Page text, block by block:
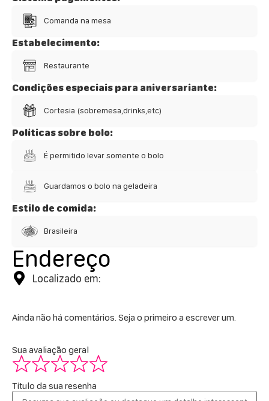
Comanda na mesa
Estabelecimento:
Restaurante
Condições especiais para aniversariante:
Cortesia (sobremesa,drinks,etc)
Políticas sobre bolo:
É permitido levar somente o bolo
Guardamos o bolo na geladeira
Estilo de comida:
Brasileira
Endereço
Localizado em:
Ainda não há comentários. Seja o primeiro a escrever um.
Sua avaliação geral
Título da sua resenha